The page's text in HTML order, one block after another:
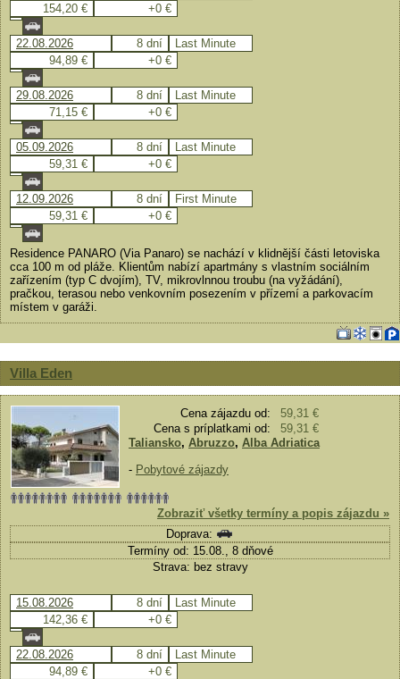
154,20 €
+0 €
22.08.2026 8 dní
Last Minute
94,89 €
+0 €
29.08.2026 8 dní
Last Minute
71,15 €
+0 €
05.09.2026 8 dní
Last Minute
59,31 €
+0 €
12.09.2026 8 dní
First Minute
59,31 €
+0 €
Residence PANARO (Via Panaro) se nachází v klidnější části letoviska
cca 100 m od pláže. Klientům nabízí apartmány s vlastním sociálním
zařízením (typ C dvojím), TV, mikrovlnnou troubu (na vyžádání),
pračkou, terasou nebo venkovním posezením v přízemí a parkovacím
místem v garáži.
Villa Eden
Cena zájazdu od:
59,31 €
Cena s príplatkami od:
59,31 €
Taliansko, Abruzzo, Alba Adriatica
- Pobytové zájazdy
Zobraziť všetky termíny a popis zájazdu »
Doprava:
Termíny od: 15.08., 8 dňové
Strava: bez stravy
15.08.2026 8 dní
Last Minute
142,36 €
+0 €
22.08.2026 8 dní
Last Minute
94,89 €
+0 €